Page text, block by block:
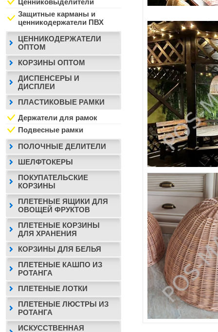
Ценниковыделители
Защитные карманы и
ценникодержатели ПВХ
ЦЕННИКОДЕРЖАТЕЛИ
ОПТОМ
КОРЗИНЫ ОПТОМ
ДИСПЕНСЕРЫ И
ДИСПЛЕИ
ПЛАСТИКОВЫЕ РАМКИ
Держатели для рамок
Подвесные рамки
ПОЛОЧНЫЕ ДЕЛИТЕЛИ
ШЕЛФТОКЕРЫ
ПОКУПАТЕЛЬСКИЕ
КОРЗИНЫ
ПЛЕТЕНЫЕ ЯЩИКИ ДЛЯ
ОВОЩЕЙ ФРУКТОВ
ПЛЕТЕНЫЕ КОРЗИНЫ
ДЛЯ ХРАНЕНИЯ
КОРЗИНЫ ДЛЯ БЕЛЬЯ
ПЛЕТЕНЫЕ КАШПО ИЗ
РОТАНГА
ПЛЕТЕНЫЕ ЛОТКИ
ПЛЕТЕНЫЕ ЛЮСТРЫ ИЗ
РОТАНГА
ИСКУССТВЕННАЯ